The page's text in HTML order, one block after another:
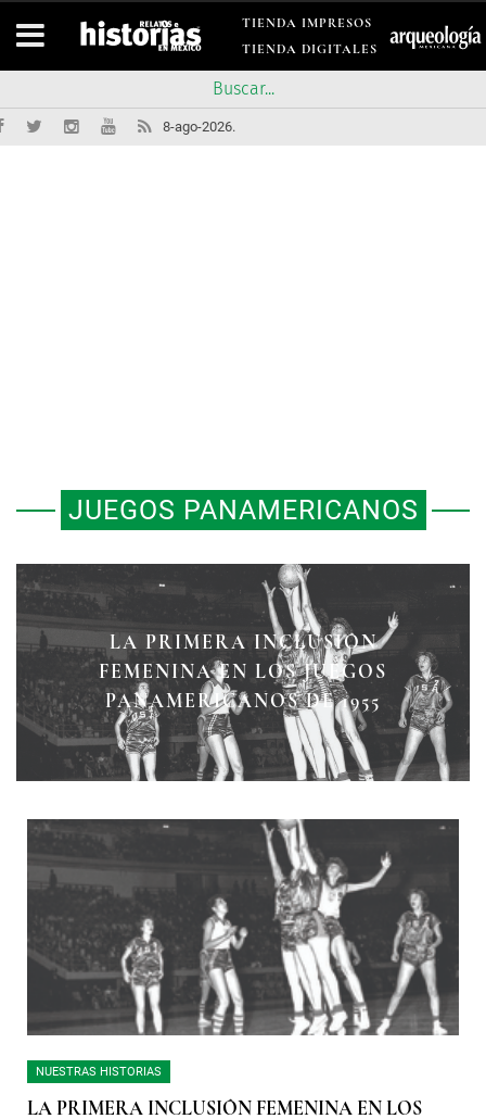
TIENDA IMPRESOS
TIENDA DIGITALES
8-ago-2026.
JUEGOS PANAMERICANOS
LA PRIMERA INCLUSIÓN
FEMENINA EN LOS JUEGOS
PANAMERICANOS DE 1955
¡¿DOS CAMPEONES?! LA FINAL DE
FUTBOL MÉXICO-BRASIL EN LOS
JUEGOS PANAMERICANOS DE 1975
NUESTRAS HISTORIAS
LA PRIMERA INCLUSIÓN FEMENINA EN LOS